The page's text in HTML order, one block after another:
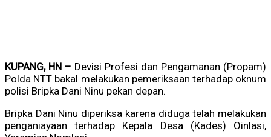
KUPANG, HN – Devisi Profesi dan Pengamanan (Propam)
Polda NTT bakal melakukan pemeriksaan terhadap oknum
polisi Bripka Dani Ninu pekan depan.
Bripka Dani Ninu diperiksa karena diduga telah melakukan
penganiayaan terhadap Kepala Desa (Kades) Oinlasi,